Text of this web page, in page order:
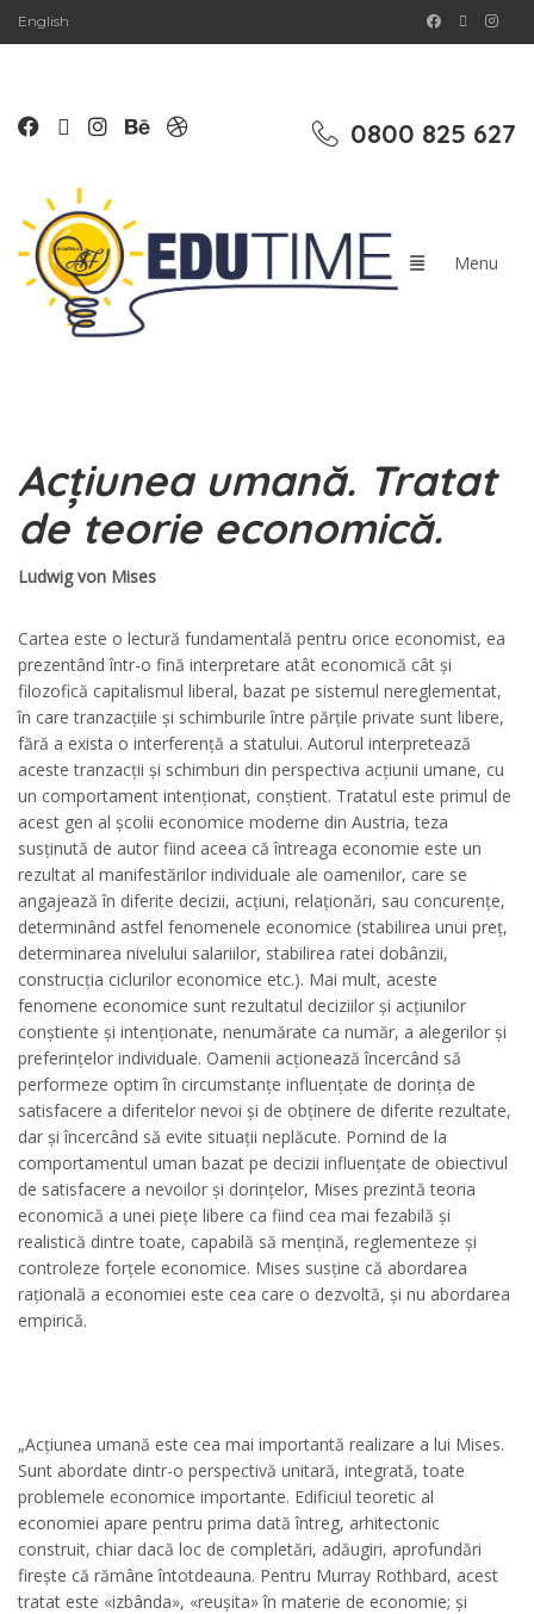
English
0800 825 627
Acțiunea umană. Tratat
de teorie economică.
Ludwig von Mises
Cartea este o lectură fundamentală pentru orice economist, ea
prezentând într-o fină interpretare atât economică cât și
filozofică capitalismul liberal, bazat pe sistemul nereglementat,
în care tranzacțiile și schimburile între părțile private sunt libere,
fără a exista o interferență a statului. Autorul interpretează
aceste tranzacții și schimburi din perspectiva acțiunii umane, cu
un comportament intenționat, conștient. Tratatul este primul de
acest gen al școlii economice moderne din Austria, teza
susținută de autor fiind aceea că întreaga economie este un
rezultat al manifestărilor individuale ale oamenilor, care se
angajează în diferite decizii, acțiuni, relaționări, sau concurențe,
determinând astfel fenomenele economice (stabilirea unui preț,
determinarea nivelului salariilor, stabilirea ratei dobânzii,
construcția ciclurilor economice etc.). Mai mult, aceste
fenomene economice sunt rezultatul deciziilor și acțiunilor
conștiente și intenționate, nenumărate ca număr, a alegerilor și
preferințelor individuale. Oamenii acționează încercând să
performeze optim în circumstanțe influențate de dorința de
satisfacere a diferitelor nevoi și de obținere de diferite rezultate,
dar și încercând să evite situații neplăcute. Pornind de la
comportamentul uman bazat pe decizii influențate de obiectivul
de satisfacere a nevoilor și dorințelor, Mises prezintă teoria
economică a unei piețe libere ca fiind cea mai fezabilă și
realistică dintre toate, capabilă să mențină, reglementeze și
controleze forțele economice. Mises susține că abordarea
rațională a economiei este cea care o dezvoltă, și nu abordarea
empirică.
„Acțiunea umană este cea mai importantă realizare a lui Mises.
Sunt abordate dintr-o perspectivă unitară, integrată, toate
problemele economice importante. Edificiul teoretic al
economiei apare pentru prima dată întreg, arhitectonic
construit, chiar dacă loc de completări, adăugiri, aprofundări
firește că rămâne întotdeauna. Pentru Murray Rothbard, acest
tratat este «izbânda», «reușita» în materie de economie; și